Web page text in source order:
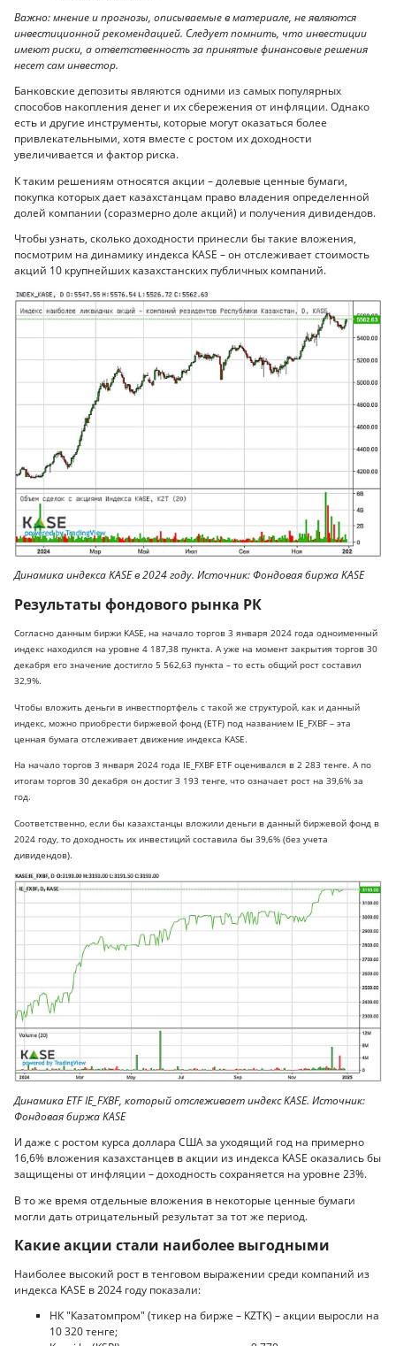
Важно: мнение и прогнозы, описываемые в материале, не являются
инвестиционной рекомендацией. Следует помнить, что инвестиции
имеют риски, а ответственность за принятые финансовые решения
несет сам инвестор.
Банковские депозиты являются одними из самых популярных
способов накопления денег и их сбережения от инфляции. Однако
есть и другие инструменты, которые могут оказаться более
привлекательными, хотя вместе с ростом их доходности
увеличивается и фактор риска.
К таким решениям относятся акции – долевые ценные бумаги,
покупка которых дает казахстанцам право владения определенной
долей компании (соразмерно доле акций) и получения дивидендов.
Чтобы узнать, сколько доходности принесли бы такие вложения,
посмотрим на динамику индекса KASE – он отслеживает стоимость
акций 10 крупнейших казахстанских публичных компаний.
Динамика индекса KASE в 2024 году. Источник: Фондовая биржа KASE
Результаты фондового рынка РК
Согласно данным биржи KASE, на начало торгов 3 января 2024 года одноименный
индекс находился на уровне 4 187,38 пункта. А уже на момент закрытия торгов 30
декабря его значение достигло 5 562,63 пункта – то есть общий рост составил
32,9%.
Чтобы вложить деньги в инвестпортфель с такой же структурой, как и данный
индекс, можно приобрести биржевой фонд (ETF) под названием IE_FXBF – эта
ценная бумага отслеживает движение индекса KASE.
На начало торгов 3 января 2024 года IE_FXBF ETF оценивался в 2 283 тенге. А по
итогам торгов 30 декабря он достиг 3 193 тенге, что означает рост на 39,6% за
год.
Соответственно, если бы казахстанцы вложили деньги в данный биржевой фонд в
2024 году, то доходность их инвестиций составила бы 39,6% (без учета
дивидендов).
Динамика ETF IE_FXBF, который отслеживает индекс KASE. Источник:
Фондовая биржа KASE
И даже с ростом курса доллара США за уходящий год на примерно
16,6% вложения казахстанцев в акции из индекса KASE оказались бы
защищены от инфляции – доходность сохраняется на уровне 23%.
В то же время отдельные вложения в некоторые ценные бумаги
могли дать отрицательный результат за тот же период.
Какие акции стали наиболее выгодными
Наиболее высокий рост в тенговом выражении среди компаний из
индекса KASE в 2024 году показали:
НК "Казатомпром" (тикер на бирже – KZTK) – акции выросли на
10 320 тенге;